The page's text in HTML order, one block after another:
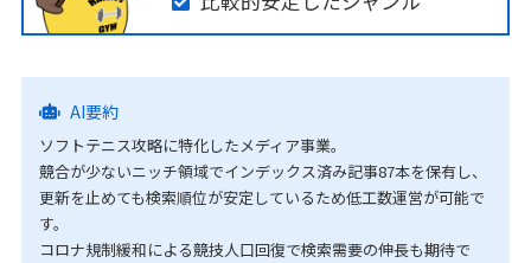
AI要約
ソフトテニス攻略に特化したメディア事業。
競合が少ないニッチ領域でインデックス済み記事87本を保有し、
更新を止めても検索順位が安定しているため低工数運営が可能で
す。
コロナ規制緩和による競技人口回復で検索需要の伸長も期待で